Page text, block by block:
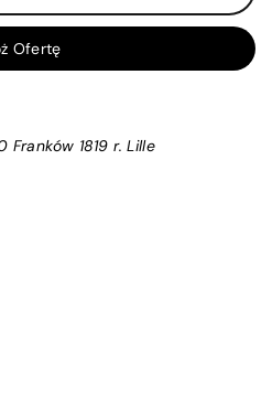
Ofertę
Franków 1819 r. Lille